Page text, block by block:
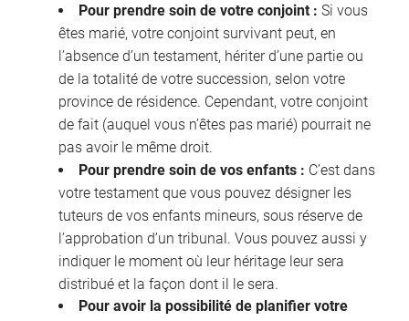
Pour prendre soin de votre conjoint : Si vous
êtes marié, votre conjoint survivant peut, en
l’absence d’un testament, hériter d’une partie ou
de la totalité de votre succession, selon votre
province de résidence. Cependant, votre conjoint
de fait (auquel vous n’êtes pas marié) pourrait ne
pas avoir le même droit.
Pour prendre soin de vos enfants : C’est dans
votre testament que vous pouvez désigner les
tuteurs de vos enfants mineurs, sous réserve de
l’approbation d’un tribunal. Vous pouvez aussi y
indiquer le moment où leur héritage leur sera
distribué et la façon dont il le sera.
Pour avoir la possibilité de planifier votre